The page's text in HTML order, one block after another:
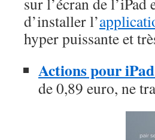
d’installer l’
hyper puissante et
Actions pour
de 0,89 euro, ne